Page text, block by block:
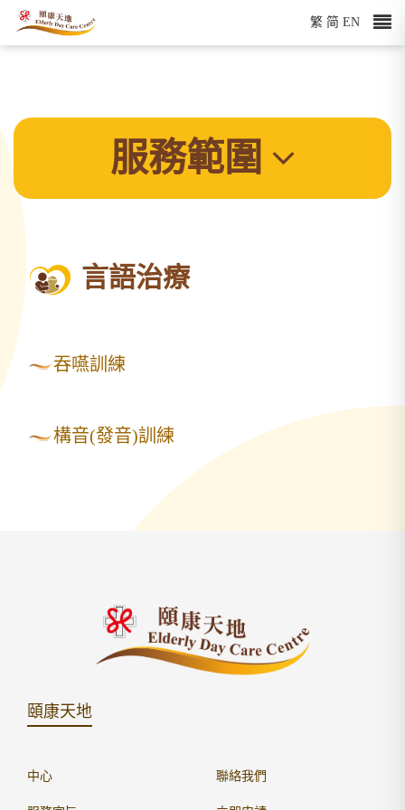
繁 简 EN
服務範圍
言語治療
吞嚥訓練
構音(發音)訓練
頤康天地
中心 聯絡我們